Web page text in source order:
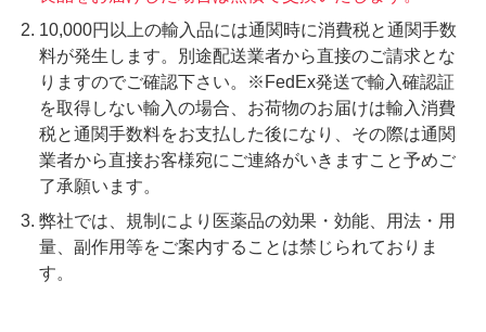
10,000円以上の輸入品には通関時に消費税と通関手数
料が発生します。別途配送業者から直接のご請求とな
りますのでご確認下さい。※FedEx発送で輸入確認証
を取得しない輸入の場合、お荷物のお届けは輸入消費
税と通関手数料をお支払した後になり、その際は通関
業者から直接お客様宛にご連絡がいきますこと予めご
了承願います。
弊社では、規制により医薬品の効果・効能、用法・用
量、副作用等をご案内することは禁じられておりま
す。